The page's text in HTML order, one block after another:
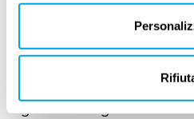
in un luogo
consideratamodalità
garantirti questa